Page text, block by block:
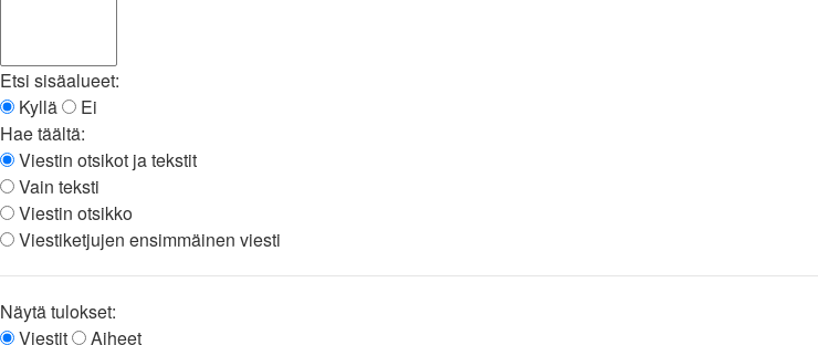
Etsi sisäalueet:
Kyllä
Ei
Hae täältä:
Viestin otsikot ja tekstit
Vain teksti
Viestin otsikko
Viestiketjujen ensimmäinen viesti
Näytä tulokset:
Viestit
Aiheet